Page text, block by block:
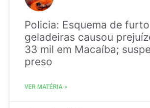
Policia: Esquema de
geladeiras causou
33 mil em Macaíba;
preso
VER MATÉRIA »